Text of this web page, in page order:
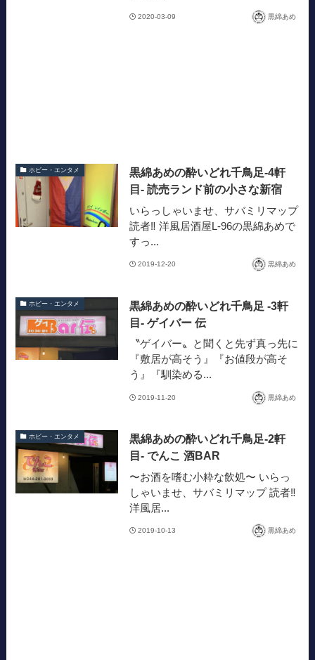
2020-03-09 黒綿あめ
ホビー・エンタメ
黒綿あめの酔いどれ千鳥足-4軒
目- 読売ランド前の小さな新宿
いらっしゃいませ、サバミリマップ
読者‼︎ 洋風居酒屋L-96の黒綿あめで
すっ...
2019-12-20 黒綿あめ
ホビー・エンタメ
黒綿あめの酔いどれ千鳥足 -3軒
目- ゲイバー 伝
〝ゲイバー〟と聞くと先ず真っ先に
『敷居が高そう』『お値段が高そ
う』『馴染める...
2019-11-20 黒綿あめ
ホビー・エンタメ
黒綿あめの酔いどれ千鳥足-2軒
目- でんこ 酒BAR
〜お酒を嗜む小粋な飲処〜 いらっ
しゃいませ、サバミリマップ 読者‼︎
洋風居...
2019-10-13 黒綿あめ